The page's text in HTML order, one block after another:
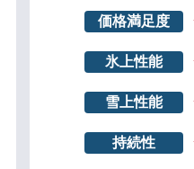
価格満足度
氷上性能
雪上性能
持続性